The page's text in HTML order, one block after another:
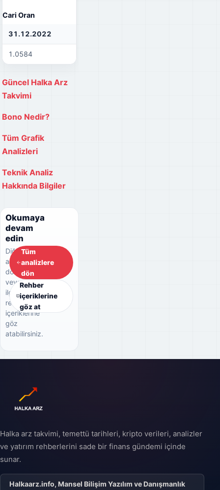
Cari Oran
31.12.2022
1.0584
Güncel Halka Arz
Takvimi
Bono Nedir?
Tüm Grafik
Analizleri
Teknik Analiz
Hakkında Bilgiler
Okumaya
devam
edin
Diğer
analizlere
dönebilir
veya
ilgili
rehber
içeriklerine
göz
atabilirsiniz.
Tüm
analizlere
dön
Rehber
içeriklerine
göz at
Halka arz takvimi, temettü tarihleri, kripto verileri, analizler
ve yatırım rehberlerini sade bir finans gündemi içinde
sunar.
Halkaarz.info, Mansel Bilişim Yazılım ve Danışmanlık